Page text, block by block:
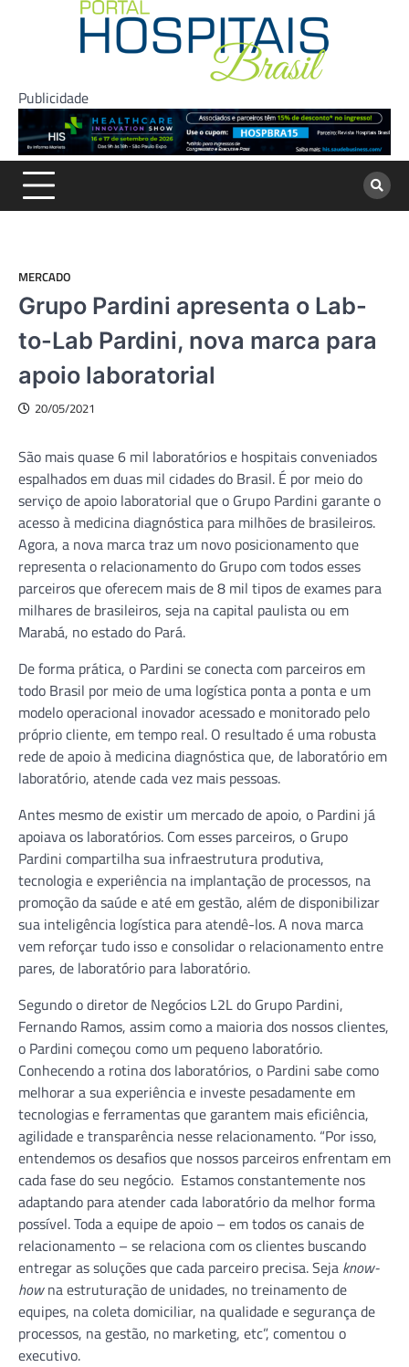
Publicidade
MERCADO
Grupo Pardini apresenta o Lab-
to-Lab Pardini, nova marca para
apoio laboratorial
20/05/2021
São mais quase 6 mil laboratórios e hospitais conveniados
espalhados em duas mil cidades do Brasil. É por meio do
serviço de apoio laboratorial que o Grupo Pardini garante o
acesso à medicina diagnóstica para milhões de brasileiros.
Agora, a nova marca traz um novo posicionamento que
representa o relacionamento do Grupo com todos esses
parceiros que oferecem mais de 8 mil tipos de exames para
milhares de brasileiros, seja na capital paulista ou em
Marabá, no estado do Pará.
De forma prática, o Pardini se conecta com parceiros em
todo Brasil por meio de uma logística ponta a ponta e um
modelo operacional inovador acessado e monitorado pelo
próprio cliente, em tempo real. O resultado é uma robusta
rede de apoio à medicina diagnóstica que, de laboratório em
laboratório, atende cada vez mais pessoas.
Antes mesmo de existir um mercado de apoio, o Pardini já
apoiava os laboratórios. Com esses parceiros, o Grupo
Pardini compartilha sua infraestrutura produtiva,
tecnologia e experiência na implantação de processos, na
promoção da saúde e até em gestão, além de disponibilizar
sua inteligência logística para atendê-los. A nova marca
vem reforçar tudo isso e consolidar o relacionamento entre
pares, de laboratório para laboratório.
Segundo o diretor de Negócios L2L do Grupo Pardini,
Fernando Ramos, assim como a maioria dos nossos clientes,
o Pardini começou como um pequeno laboratório.
Conhecendo a rotina dos laboratórios, o Pardini sabe como
melhorar a sua experiência e investe pesadamente em
tecnologias e ferramentas que garantem mais eficiência,
agilidade e transparência nesse relacionamento. “Por isso,
entendemos os desafios que nossos parceiros enfrentam em
cada fase do seu negócio. Estamos constantemente nos
adaptando para atender cada laboratório da melhor forma
possível. Toda a equipe de apoio – em todos os canais de
relacionamento – se relaciona com os clientes buscando
entregar as soluções que cada parceiro precisa. Seja know-
howna estruturação de unidades, no treinamento de
equipes, na coleta domiciliar, na qualidade e segurança de
processos, na gestão, no marketing, etc”, comentou o
executivo.